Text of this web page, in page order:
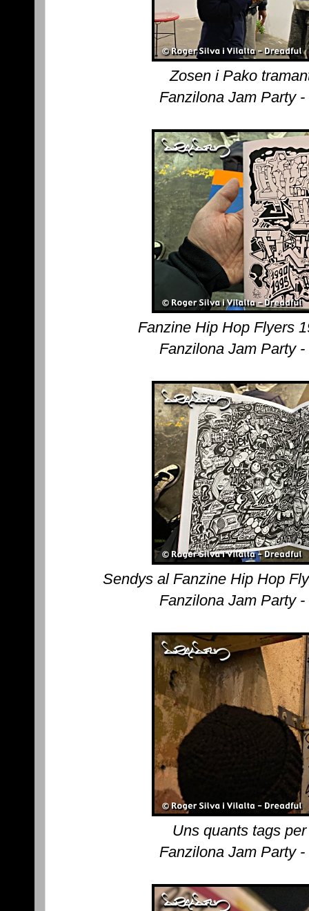
Zosen i Pako
Fanzilona Jam Party
Fanzine Hip Hop Flyers
Fanzilona Jam Party
Sendys al Fanzine Hip Hop
Fanzilona Jam Party
Uns quants tags
Fanzilona Jam Party